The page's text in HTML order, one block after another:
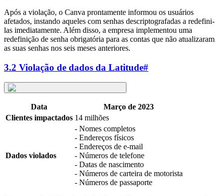
Após a violação, o Canva prontamente informou os usuários
afetados, instando aqueles com senhas descriptografadas a redefini-
las imediatamente. Além disso, a empresa implementou uma
redefinição de senha obrigatória para as contas que não atualizaram
as suas senhas nos seis meses anteriores.
3.2 Violação de dados da Latitude#
Data
Março de 2023
Clientes impactados 14 milhões
Dados violados
- Nomes completos
- Endereços físicos
- Endereços de e-mail
- Números de telefone
- Datas de nascimento
- Números de carteira de motorista
- Números de passaporte